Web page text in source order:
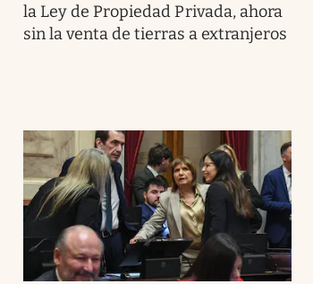
la Ley de Propiedad Privada, ahora
sin la venta de tierras a extranjeros